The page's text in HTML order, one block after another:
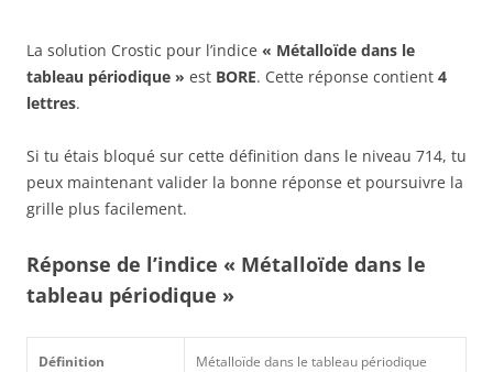
La solution Crostic pour l’indice « Métalloïde dans le
tableau périodique » est BORE. Cette réponse contient 4
lettres.
Si tu étais bloqué sur cette définition dans le niveau 714, tu
peux maintenant valider la bonne réponse et poursuivre la
grille plus facilement.
Réponse de l’indice « Métalloïde dans le
tableau périodique »
Définition Métalloïde dans le tableau périodique